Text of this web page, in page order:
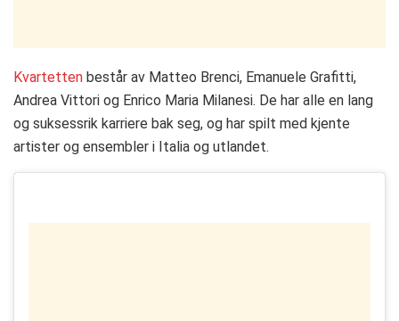
Kvartetten består av Matteo Brenci, Emanuele Grafitti,
Andrea Vittori og Enrico Maria Milanesi. De har alle en lang
og suksessrik karriere bak seg, og har spilt med kjente
artister og ensembler i Italia og utlandet.